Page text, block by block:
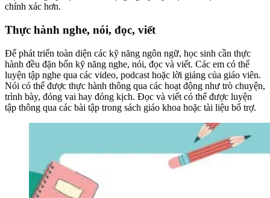
chính xác hơn.
Thực hành nghe, nói, đọc, viết
Để phát triển toàn diện các kỹ năng ngôn ngữ, học sinh cần thực
hành đều đặn bốn kỹ năng nghe, nói, đọc và viết. Các em có thể
luyện tập nghe qua các video, podcast hoặc lời giảng của giáo viên.
Nói có thể được thực hành thông qua các hoạt động như trò chuyện,
trình bày, đóng vai hay đóng kịch. Đọc và viết có thể được luyện
tập thông qua các bài tập trong sách giáo khoa hoặc tài liệu bổ trợ.